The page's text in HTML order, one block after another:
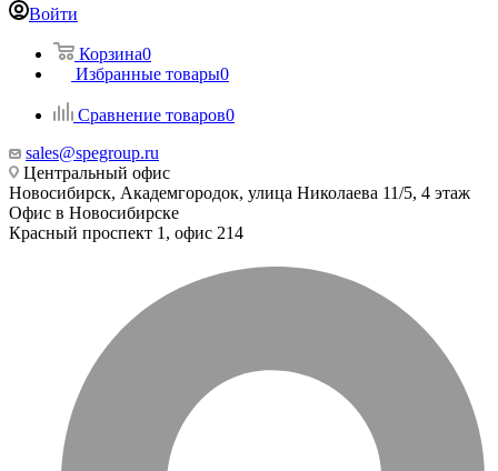
Войти
Корзина0
Избранные товары0
Сравнение товаров0
sales@spegroup.ru
Центральный офис
Новосибирск, Академгородок, улица Николаева 11/5, 4 этаж
Офис в Новосибирске
Красный проспект 1, офис 214